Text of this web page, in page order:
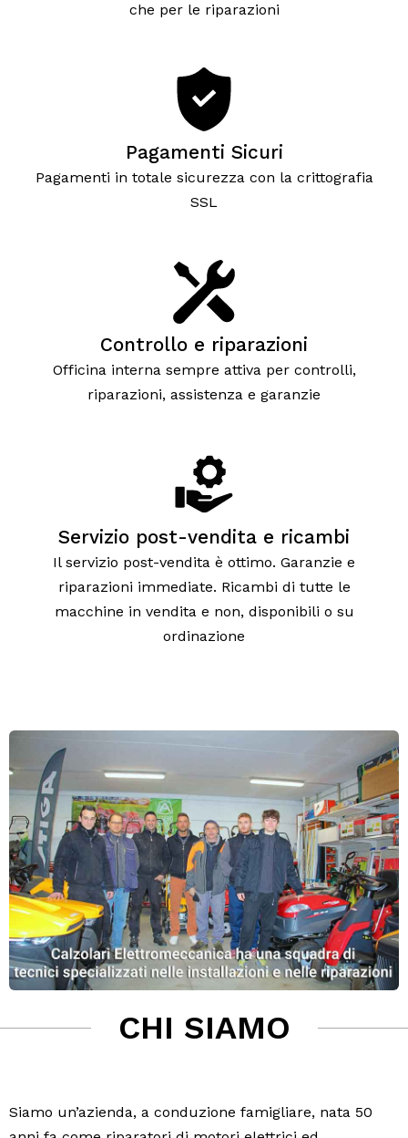
che per le riparazioni
Pagamenti Sicuri
Pagamenti in totale sicurezza con la crittografia
SSL
Controllo e riparazioni
Officina interna sempre attiva per controlli,
riparazioni, assistenza e garanzie
Servizio post-vendita e ricambi
Il servizio post-vendita è ottimo. Garanzie e
riparazioni immediate. Ricambi di tutte le
macchine in vendita e non, disponibili o su
ordinazione
CHI SIAMO
Siamo un’azienda, a conduzione famigliare, nata 50